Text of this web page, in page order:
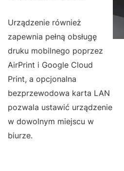
Urządzenie również
zapewnia pełną obsługę
druku mobilnego poprzez
AirPrint i Google Cloud
Print, a opcjonalna
bezprzewodowa karta LAN
pozwala ustawić urządzenie
w dowolnym miejscu w
biurze.